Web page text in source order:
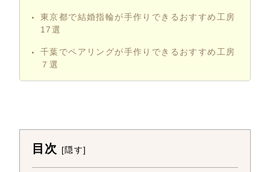
東京都で結婚指輪が手作りできるおすすめ工房
17選
千葉でペアリングが手作りできるおすすめ工房
７選
目次 [隠す]